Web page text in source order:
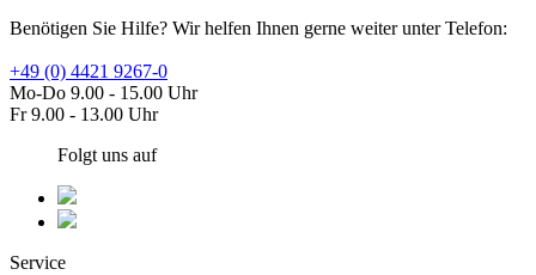
Benötigen Sie Hilfe? Wir helfen Ihnen gerne weiter unter Telefon:
+49 (0) 4421 9267-0
Mo-Do 9.00 - 15.00 Uhr
Fr 9.00 - 13.00 Uhr
Folgt uns auf
Service